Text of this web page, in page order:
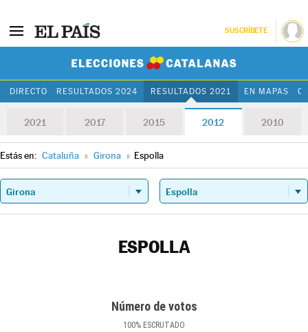
SUSCRÍBETE
DIRECTO RESULTADOS 2024 RESULTADOS 2021 EN MAPAS
2021 2017 2015 2012 2010
Estás en: Cataluña » Girona » Espolla
ESPOLLA
Número de votos
100% ESCRUTADO